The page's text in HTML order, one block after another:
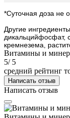
*Суточная доза не
Другие
дикальцийфосфат,
кремнезема,
Витамины и
5/ 5
средний рейтинг
Написать отзыв
Написать отзыв